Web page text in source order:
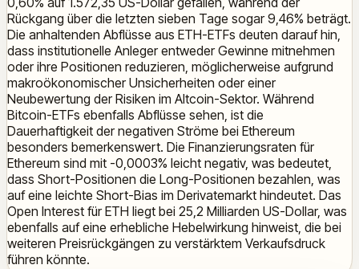
Rückgang über die letzten sieben Tage sogar 9,46% beträgt.
Die anhaltenden Abflüsse aus ETH-ETFs deuten darauf hin,
dass institutionelle Anleger entweder Gewinne mitnehmen
oder ihre Positionen reduzieren, möglicherweise aufgrund
makroökonomischer Unsicherheiten oder einer
Neubewertung der Risiken im Altcoin-Sektor. Während
Bitcoin-ETFs ebenfalls Abflüsse sehen, ist die
Dauerhaftigkeit der negativen Ströme bei Ethereum
besonders bemerkenswert. Die Finanzierungsraten für
Ethereum sind mit -0,0003% leicht negativ, was bedeutet,
dass Short-Positionen die Long-Positionen bezahlen, was
auf eine leichte Short-Bias im Derivatemarkt hindeutet. Das
Open Interest für ETH liegt bei 25,2 Milliarden US-Dollar, was
ebenfalls auf eine erhebliche Hebelwirkung hinweist, die bei
weiteren Preisrückgängen zu verstärktem Verkaufsdruck
führen könnte.